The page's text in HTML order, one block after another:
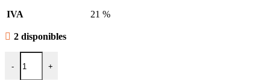
IVA 21 %
2 disponibles
-
Goma De Practica Redoblante 14 Caucho Natural SPM GP 14
+